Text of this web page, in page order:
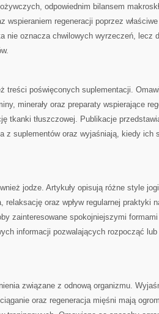
odpowiednim bilansem
wspieraniem regeneracji poprzez
nie oznacza chwilowych wyrzeczeń, lecz
treści poświęconych suplementacji.
minerały oraz preparaty wspierające
tkanki tłuszczowej. Publikacje
z suplementów oraz wyjaśniają, kiedy ich
jodze. Artykuły opisują różne style
relaksację oraz wpływ regularnej praktyki
zainteresowane spokojniejszymi
informacji pozwalających rozpocząć lub
związane z odnową organizmu.
oraz regeneracja mięśni mają